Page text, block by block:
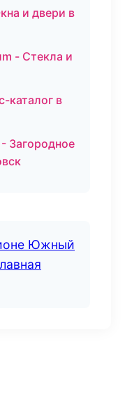
и двери в
- Стекла и
каталог в
Загородное
Южный